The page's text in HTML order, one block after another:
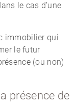
le cas d’une
immobilier qui
le futur
(ou non)
présence de